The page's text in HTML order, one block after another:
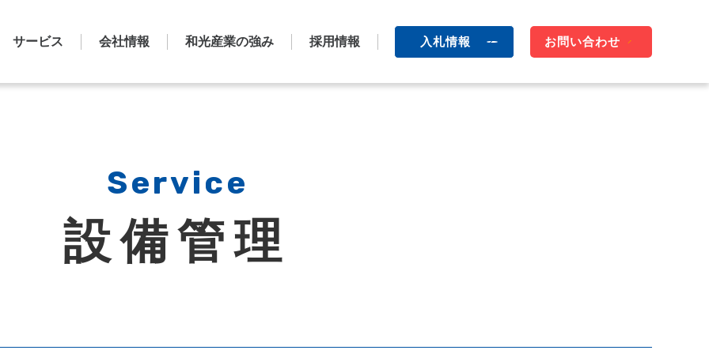
サービス 会社情報 和光産業の強み 採用情報 入札情報 お問い合わせ
Service
設備管理